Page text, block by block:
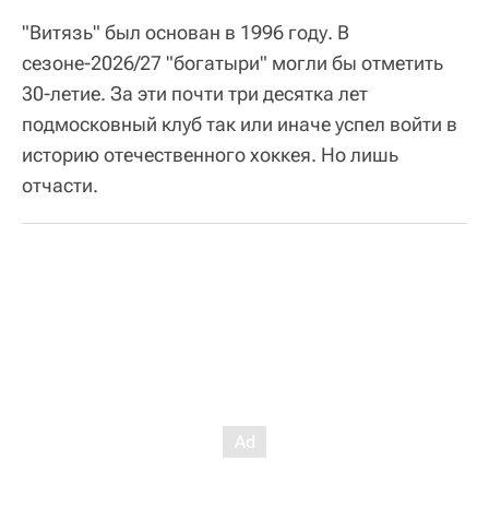
"Витязь" был основан в 1996 году. В
сезоне-2026/27 "богатыри" могли бы отметить
30-летие. За эти почти три десятка лет
подмосковный клуб так или иначе успел войти в
историю отечественного хоккея. Но лишь
отчасти.